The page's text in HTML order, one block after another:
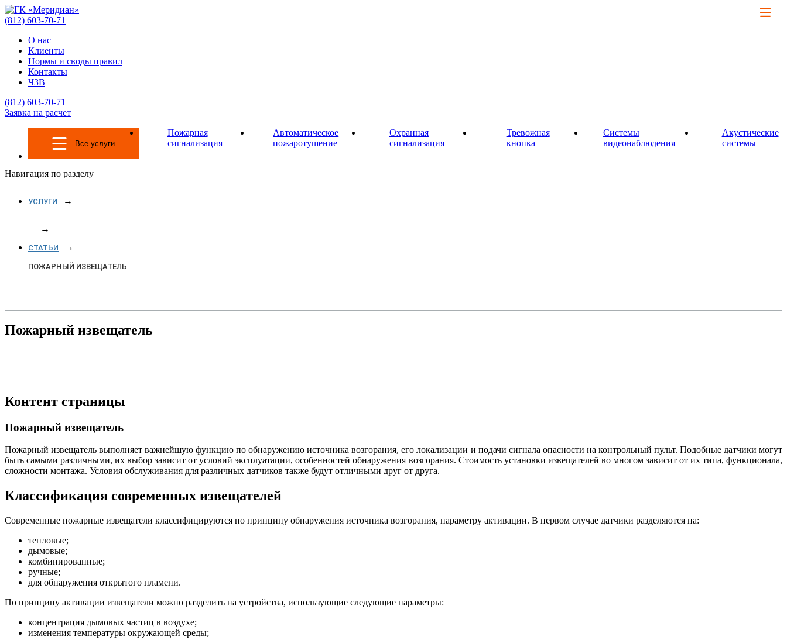
(812) 603-70-71
О нас
Клиенты
Нормы и своды правил
Контакты
ЧЗВ
(812) 603-70-71
Заявка на расчет
Все услуги
Пожарная
сигнализация
Автоматическое
пожаротушение
Охранная
сигнализация
Тревожная
кнопка
Системы
видеонаблюдения
Акустические
системы
Навигация по разделу
УСЛУГИ
СТАТЬИ
ПОЖАРНЫЙ ИЗВЕЩАТЕЛЬ
Пожарный извещатель
Контент страницы
Пожарный извещатель
Пожарный извещатель выполняет важнейшую функцию по обнаружению источника возгорания, его локализации и подачи сигнала опасности на контрольный пульт. Подобные датчики могут
быть самыми различными, их выбор зависит от условий эксплуатации, особенностей обнаружения возгорания. Стоимость установки извещателей во многом зависит от их типа, функционала,
сложности монтажа. Условия обслуживания для различных датчиков также будут отличными друг от друга.
Классификация современных извещателей
Современные пожарные извещатели классифицируются по принципу обнаружения источника возгорания, параметру активации. В первом случае датчики разделяются на:
тепловые;
дымовые;
комбинированные;
ручные;
для обнаружения открытого пламени.
По принципу активации извещатели можно разделить на устройства, использующие следующие параметры:
концентрация дымовых частиц в воздухе;
изменения температуры окружающей среды;